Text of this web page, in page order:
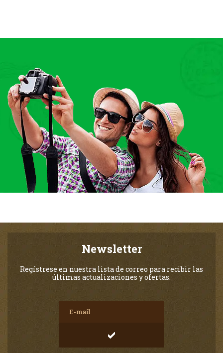
Newsletter
Regístrese en nuestra lista de correo para recibir las
últimas actualizaciones y ofertas.